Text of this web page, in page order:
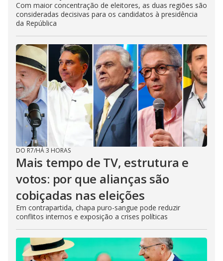
Com maior concentração de eleitores, as duas regiões são
consideradas decisivas para os candidatos à presidência
da República
DO R7/HÁ 3 HORAS
Mais tempo de TV, estrutura e
votos: por que alianças são
cobiçadas nas eleições
Em contrapartida, chapa puro-sangue pode reduzir
conflitos internos e exposição a crises políticas